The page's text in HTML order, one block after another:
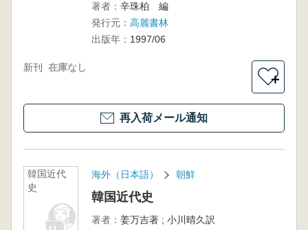
著者： 辛珠柏 編
発行元： 高麗書林
出版年： 1997/06
新刊 在庫なし
＋
再入荷メール通知
韓国近代
史
海外（日本語） 朝鮮
韓国近代史
著者： 姜万吉著 ; 小川晴久訳